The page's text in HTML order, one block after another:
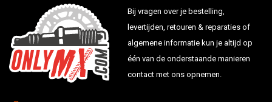
Bij vragen over je bestelling,
levertijden, retouren & reparaties of
algemene informatie kun je altijd op
één van de onderstaande manieren
contact met ons opnemen.